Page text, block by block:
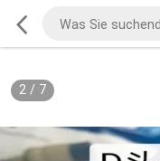
2/ 7